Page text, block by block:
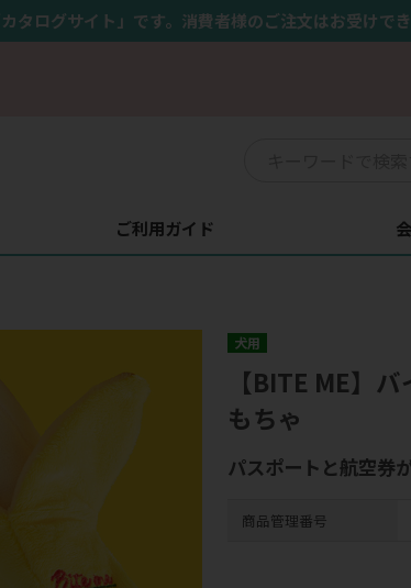
タログサイト」です。消費者様のご注文はお受けで
ご利用ガイド
犬用
【BITE ME】
もちゃ
パスポートと航空券
商品管理番号